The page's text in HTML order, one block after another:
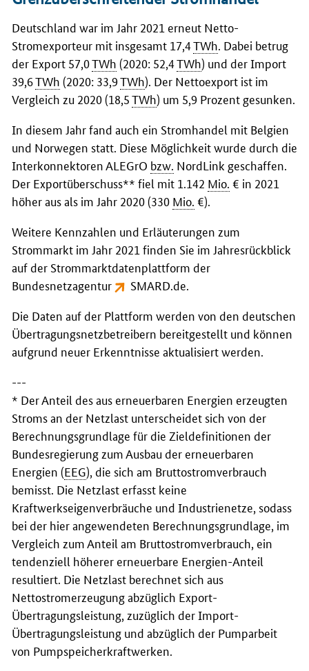
Deutschland war im Jahr 2021 erneut Netto-
Stromexporteur mit insgesamt 17,4TWh . Dabei betrug
der Export 57,0TWh (2020: 52,4TWh) und der Import
39,6TWh (2020: 33,9TWh). Der Nettoexport ist im
Vergleich zu 2020 (18,5TWh) um 5,9 Prozent gesunken.
In diesem Jahr fand auch ein Stromhandel mit Belgien
und Norwegen statt. Diese Möglichkeit wurde durch die
Interkonnektoren ALEGrO bzw. NordLink geschaffen.
Der Exportüberschuss** fiel mit 1.142 Mio. € in 2021
höher aus als im Jahr 2020 (330 Mio. €).
Weitere Kennzahlen und Erläuterungen zum
Strommarkt im Jahr 2021 finden Sie im Jahresrückblick
auf der Strommarktdatenplattform der
Bundesnetzagentur
SMARD.de
Die Daten auf der Plattform werden von den deutschen
Übertragungsnetzbetreibern bereitgestellt und können
aufgrund neuer Erkenntnisse aktualisiert werden.
---
* Der Anteil des aus erneuerbaren Energien erzeugten
Stroms an der Netzlast unterscheidet sich von der
Berechnungsgrundlage für die Zieldefinitionen der
Bundesregierung zum Ausbau der erneuerbaren
Energien (EEG), die sich am Bruttostromverbrauch
bemisst. Die Netzlast erfasst keine
Kraftwerkseigenverbräuche und Industrienetze, sodass
bei der hier angewendeten Berechnungsgrundlage, im
Vergleich zum Anteil am Bruttostromverbrauch, ein
tendenziell höherer erneuerbare Energien-Anteil
resultiert. Die Netzlast berechnet sich aus
Nettostromerzeugung abzüglich Export-
Übertragungsleistung, zuzüglich der Import-
Übertragungsleistung und abzüglich der Pumparbeit
von Pumpspeicherkraftwerken.